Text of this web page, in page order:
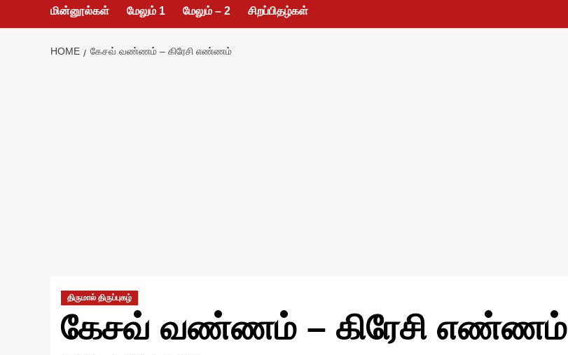
மின்னூல்கள் மேலும் 1 மேலும் – 2 சிறப்பிதழ்கள்
HOME கேசவ் வண்ணம் – கிரேசி எண்ணம்
திருமால் திருப்புகழ்
கேசவ் வண்ணம் – கிரேசி எண்ணம்